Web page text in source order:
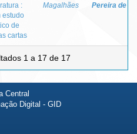
:
estudo
de
cartas
Magalhães
Pereira de
1 a 17 de 17
Central
Digital - GID